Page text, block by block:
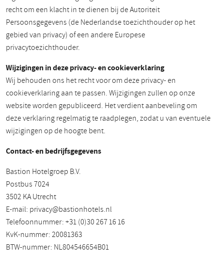
recht om een klacht in te dienen bij de Autoriteit
Persoonsgegevens (de Nederlandse toezichthouder op het
gebied van privacy) of een andere Europese
privacytoezichthouder.
Wijzigingen in deze privacy- en cookieverklaring
Wij behouden ons het recht voor om deze privacy- en
cookieverklaring aan te passen. Wijzigingen zullen op onze
website worden gepubliceerd. Het verdient aanbeveling om
deze verklaring regelmatig te raadplegen, zodat u van eventuele
wijzigingen op de hoogte bent.
Contact- en bedrijfsgegevens
Bastion Hotelgroep B.V.
Postbus 7024
3502 KA Utrecht
E-mail: privacy@bastionhotels.nl
Telefoonnummer: +31 (0)30 267 16 16
KvK-nummer: 20081363
BTW-nummer: NL804546654B01